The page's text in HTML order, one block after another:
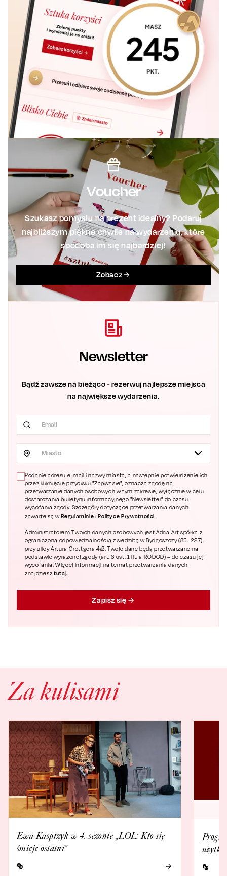
Voucher
Szukasz pomysłu na prezent idealny? Podaruj
najbliższym piękne chwile na wydarzeniu, które
spodoba im się najbardziej!
Zobacz
Newsletter
Bądź zawsze na bieżąco - rezerwuj najlepsze miejsca
na największe wydarzenia.
Miasto
Podanie adresu e-mail i nazwy miasta, a następnie potwierdzenie ich
przez kliknięcie przycisku "Zapisz się", oznacza zgodę na
przetwarzanie danych osobowych w tym zakresie, wyłącznie w celu
dostarczania biuletynu informacyjnego "Newsletter" do czasu
wycofania zgody. Szczegóły dotyczące przetwarzania danych
zawarte są wRegulaminie iPolityce Prywatności.
Administratorem Twoich danych osobowych jest Adria Art spółka z
ograniczoną odpowiedzialnością z siedzibą w Bydgoszczy (85- 227),
przy ulicy Artura Grottgera 4/2. Twoje dane będą przetwarzane na
podstawie wyrażonej zgody (art. 6 ust. 1 lit. a RODOD) – do czasu jej
wycofania. Więcej informacji na temat przetwarzania danych
znajdziesztutaj.
Zapisz się
Za kulisami
Ewa Kasprzyk w 4. sezonie „LOL: Kto się
śmieje ostatni”